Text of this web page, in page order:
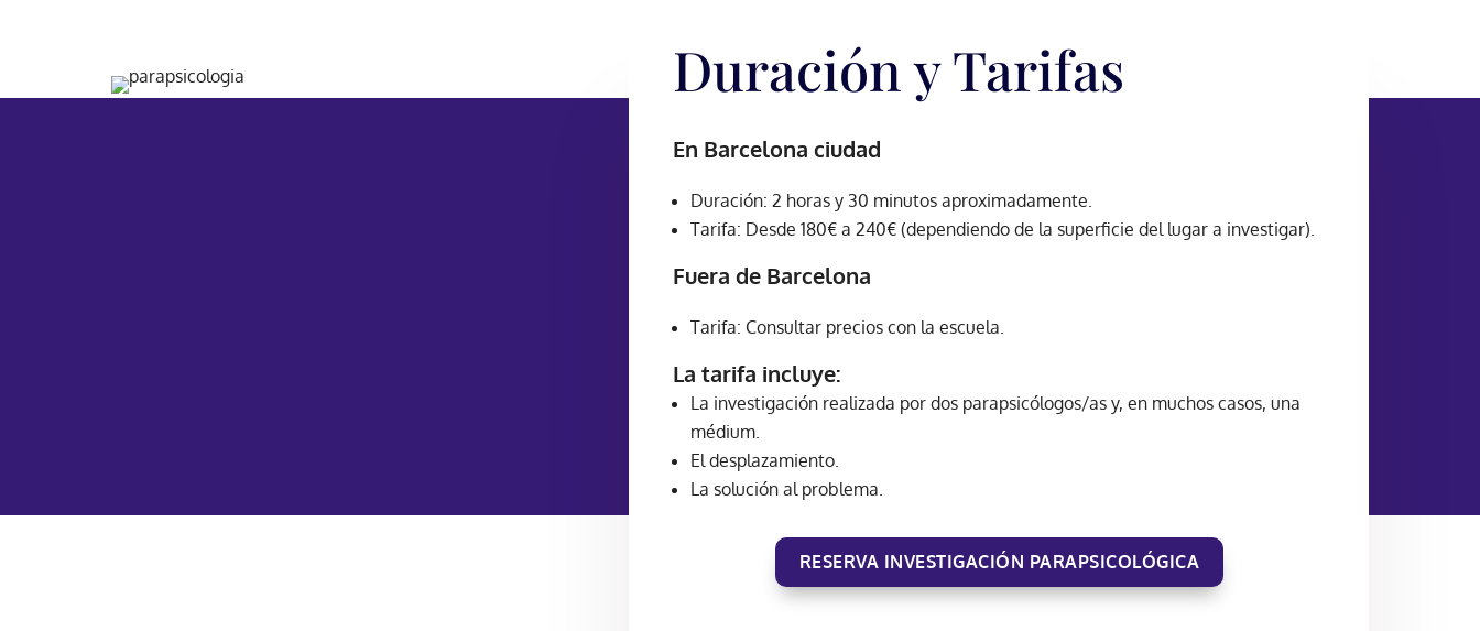
Duración y Tarifas
En Barcelona ciudad
Duración: 2 horas y 30 minutos aproximadamente.
Tarifa: Desde 180€ a 240€ (dependiendo de la superficie del lugar a investigar).
Fuera de Barcelona
Tarifa: Consultar precios con la escuela.
La tarifa incluye:
La investigación realizada por dos parapsicólogos/as y, en muchos casos, una
médium.
El desplazamiento.
La solución al problema.
RESERVA INVESTIGACIÓN PARAPSICOLÓGICA